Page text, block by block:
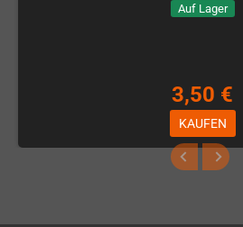
Auf Lager
3,50 €
KAUFEN